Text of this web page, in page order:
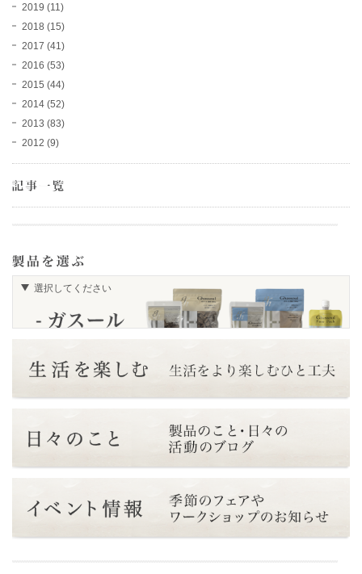
2019 (11)
2018 (15)
2017 (41)
2016 (53)
2015 (44)
2014 (52)
2013 (83)
2012 (9)
選択してください